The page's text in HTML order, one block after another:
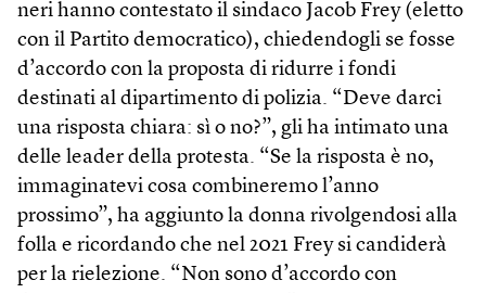
neri hanno contestato il sindaco Jacob Frey (eletto
con il Partito democratico), chiedendogli se fosse
d’accordo con la proposta di ridurre i fondi
destinati al dipartimento di polizia. “Deve darci
una risposta chiara: sì o no?”, gli ha intimato una
delle leader della protesta. “Se la risposta è no,
immaginatevi cosa combineremo l’anno
prossimo”, ha aggiunto la donna rivolgendosi alla
folla e ricordando che nel 2021 Frey si candiderà
per la rielezione. “Non sono d’accordo con